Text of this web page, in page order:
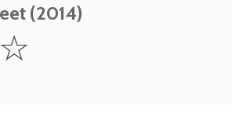
(2014)
☆